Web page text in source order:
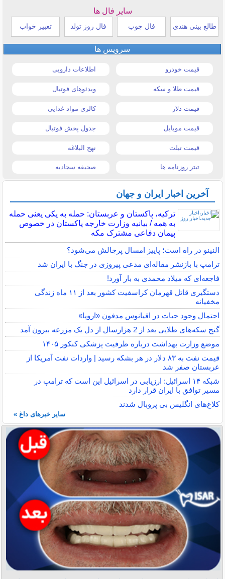
سایر فال ها
طالع بینی هندی فال چوب فال روز تولد تعبیر خواب
سرویس ها
قیمت خودرو اطلاعات دارویی
قیمت طلا و سکه ویدئوهای فوتبال
قیمت دلار کالری مواد غذایی
قیمت موبایل جدول پخش فوتبال
قیمت تبلت نهج البلاغه
تیتر روزنامه ها صحیفه سجادیه
آخرین اخبار ایران و جهان
ترکیه، پاکستان و عربستان: حمله به یکی یعنی حمله
به همه / بیانیه وزارت خارجه پاکستان در خصوص
پیمان دفاعی مشترک مکه
النینو در راه است؛ پاییز امسال پرچالش می‌شود؟
ترامپ با بازنشر مقاله‌ای مدعی پیروزی در جنگ با ایران شد
فاجعه‌ای که میلاد محمدی به بار آورد!
دستگیری قاتل قهرمان کراسفیت کشور بعد از ۱۱ ماه زندگی
مخفیانه
احتمال وجود حیات در اقیانوس مدفون «اروپا»
گنج سکه‌های طلایی بعد از 2 هزارسال از دل یک مزرعه بیرون آمد
موضع وزارت بهداشت درباره ظرفیت پزشکی کنکور ۱۴۰۵
قیمت نفت به ۸۳ دلار در هر بشکه رسید | واردات نفت آمریکا از
عربستان صفر شد
شبکه ۱۴ اسرائیل: ارزیابی در اسرائیل این است که ترامپ در
مسیر توافق با ایران قرار دارد
کلاغ‌های انگلیس بی پروبال شدند
سایر خبرهای داغ »